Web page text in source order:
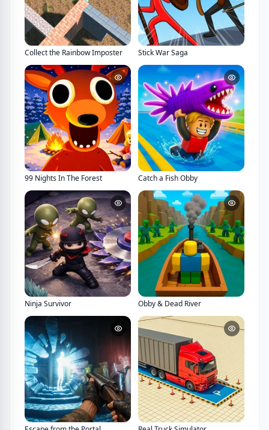
Collect the Rainbow Imposter Stick War Saga
99 Nights In The Forest Catch a Fish Obby
Ninja Survivor Obby & Dead River